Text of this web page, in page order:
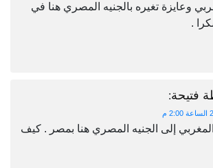
وعايزة تغيره بالجنيه المصري هنا في
.
فتيحة:
المغربي إلى الجنيه المصري هنا بمصر . كيف